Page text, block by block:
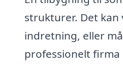
strukturer. Det
indretning, eller
professionelt firma